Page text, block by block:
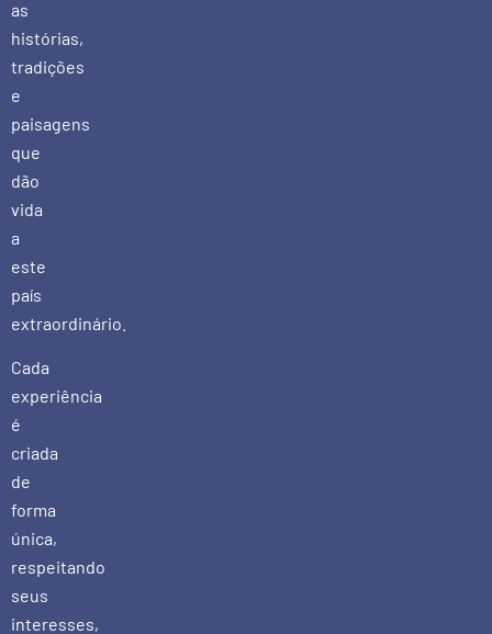
as
histórias,
tradições
e
paisagens
que
dão
vida
a
este
país
extraordinário.
Cada
experiência
é
criada
de
forma
única,
respeitando
seus
interesses,